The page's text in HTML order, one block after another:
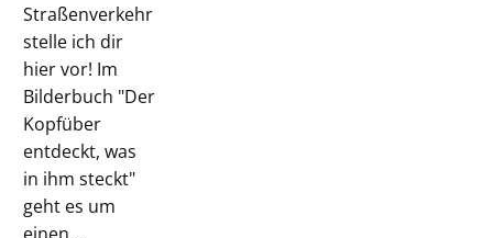
Straßenverkehr
stelle ich dir
hier vor! Im
Bilderbuch "Der
Kopfüber
entdeckt, was
in ihm steckt"
geht es um